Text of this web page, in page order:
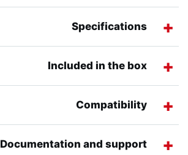
Specifications
Included in the box
Compatibility
Documentation and support